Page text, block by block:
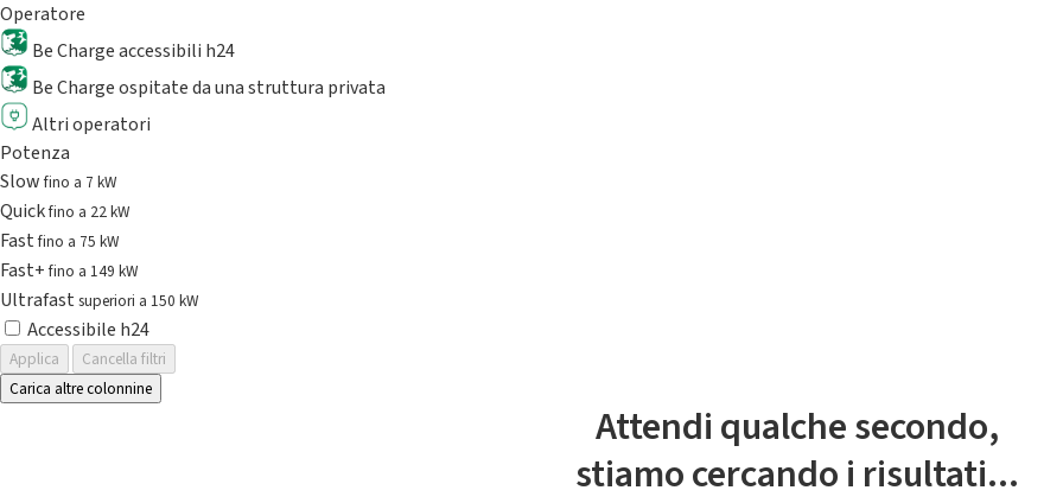
Operatore
Be Charge accessibili h24
Be Charge ospitate da una struttura privata
Altri operatori
Potenza
Slowfino a 7 kW
Quickfino a 22 kW
Fastfino a 75 kW
Fast+fino a 149 kW
Ultrafast superiori a 150 kW
Accessibile h24
Applica
Cancella filtri
Carica altre colonnine
Attendi qualche secondo,
stiamo cercando i risultati...